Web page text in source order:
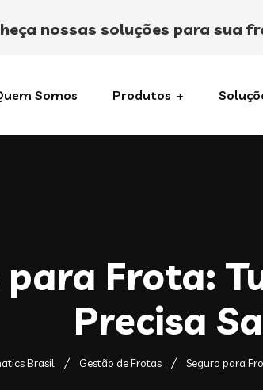
Somos Produtos
Frota:
Precisa
Brasil Gestão de Frotas Seguro para
nossas soluções para sua